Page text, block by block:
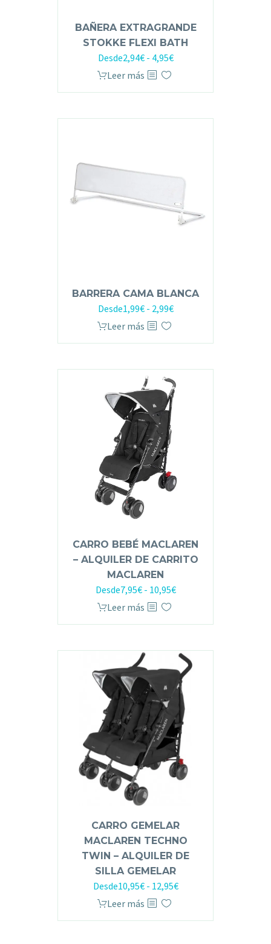
BAÑERA EXTRAGRANDE
STOKKE FLEXI BATH
Desde2,94€- 4,95€
Leer más
BARRERA CAMA BLANCA
Desde1,99€- 2,99€
Leer más
CARRO BEBÉ MACLAREN
– ALQUILER DE CARRITO
MACLAREN
Desde7,95€- 10,95€
Leer más
CARRO GEMELAR
MACLAREN TECHNO
TWIN – ALQUILER DE
SILLA GEMELAR
Desde10,95€- 12,95€
Leer más